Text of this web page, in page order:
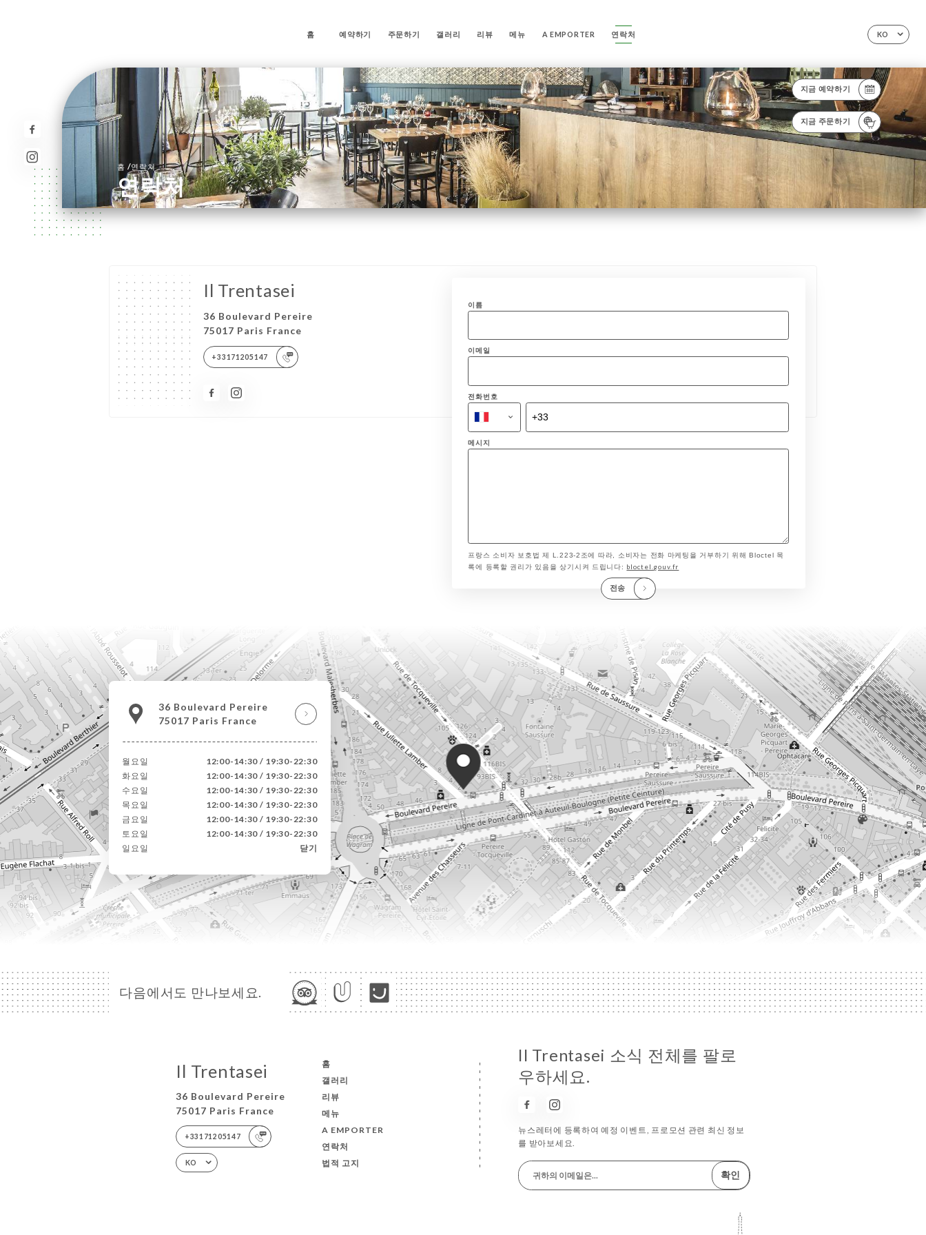
KO
홈 예약하기 주문하기 갤러리 리뷰 메뉴 A EMPORTER 연락처
지금 예약하기
지금 주문하기
홈 /연락처
연락처
Il Trentasei
36 Boulevard Pereire
75017 Paris France
+33171205147
이름
이메일
전화번호
메시지
프랑스 소비자 보호법 제 L.223-2조에 따라, 소비자는 전화 마케팅을 거부하기 위해 Bloctel 목
록에 등록할 권리가 있음을 상기시켜 드립니다: bloctel.gouv.fr
전송
36 Boulevard Pereire
75017 Paris France
월요일
12:00-14:30 / 19:30-22:30
화요일
12:00-14:30 / 19:30-22:30
수요일
12:00-14:30 / 19:30-22:30
목요일
12:00-14:30 / 19:30-22:30
금요일
12:00-14:30 / 19:30-22:30
토요일
12:00-14:30 / 19:30-22:30
일요일
닫기
다음에서도 만나보세요.
Il Trentasei
36 Boulevard Pereire
75017 Paris France
+33171205147
KO
홈
갤러리
리뷰
메뉴
A EMPORTER
연락처
법적 고지
Il Trentasei 소식 전체를 팔로
우하세요.
뉴스레터에 등록하여 예정 이벤트, 프로모션 관련 최신 정보
를 받아보세요.
확인